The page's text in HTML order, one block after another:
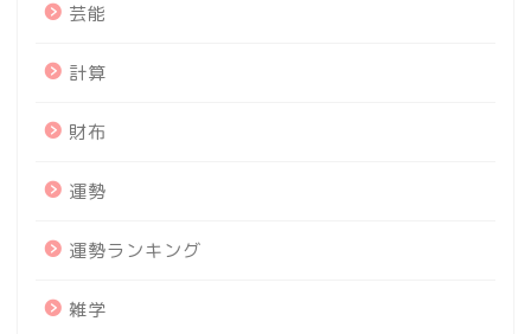
芸能
計算
財布
運勢
運勢ランキング
雑学